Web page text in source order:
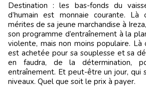
Destination : les bas-fonds du vaisseau, là où le trafic
d’humain est monnaie courante.
mérites de sa jeune marchandise à
son programme d’entraînement à la
violente, mais non moins populaire.
est achetée pour sa souplesse et sa
en faudra, de la détermination,
entraînement. Et peut-être un jour, qui
niveaux. Quel que soit le prix à payer.